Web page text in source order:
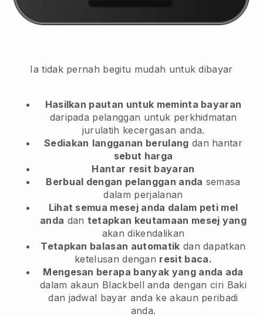
Ia tidak pernah begitu mudah untuk dibayar
Hasilkan pautan untuk meminta bayaran
daripada pelanggan untuk perkhidmatan
jurulatih kecergasan anda.
Sediakan langganan berulang dan hantar
sebut harga
Hantar resit bayaran
Berbual dengan pelanggan anda semasa
dalam perjalanan
Lihat semua mesej anda dalam peti mel
anda dan tetapkan keutamaan mesej yang
akan dikendalikan
Tetapkan balasan automatik dan dapatkan
ketelusan dengan resit baca.
Mengesan berapa banyak yang anda ada
dalam akaun Blackbell anda dengan ciri Baki
dan jadwal bayar anda ke akaun peribadi
anda.